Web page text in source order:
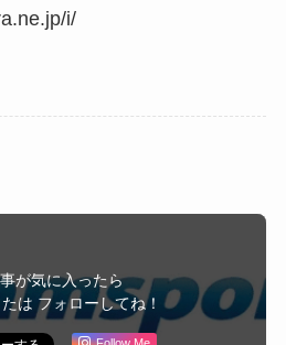
i/
が気に入ったら
は フォローしてね！